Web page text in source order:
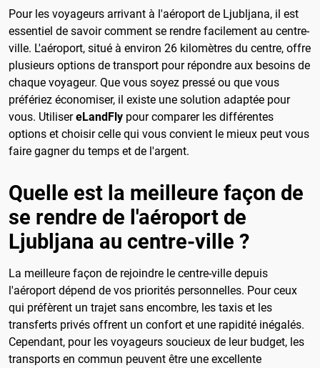
Pour les voyageurs arrivant à l'aéroport de Ljubljana, il est
essentiel de savoir comment se rendre facilement au centre-
ville. L'aéroport, situé à environ 26 kilomètres du centre, offre
plusieurs options de transport pour répondre aux besoins de
chaque voyageur. Que vous soyez pressé ou que vous
préfériez économiser, il existe une solution adaptée pour
vous. UtilisereLandFly pour comparer les différentes
options et choisir celle qui vous convient le mieux peut vous
faire gagner du temps et de l'argent.
Quelle est la meilleure façon de
se rendre de l'aéroport de
Ljubljana au centre-ville ?
La meilleure façon de rejoindre le centre-ville depuis
l'aéroport dépend de vos priorités personnelles. Pour ceux
qui préfèrent un trajet sans encombre, les taxis et les
transferts privés offrent un confort et une rapidité inégalés.
Cependant, pour les voyageurs soucieux de leur budget, les
transports en commun peuvent être une excellente